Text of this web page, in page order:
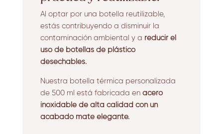
Al optar por una botella reutilizable,
estás contribuyendo a disminuir la
contaminación ambiental y a reducir el
uso de botellas de plástico
desechables.
Nuestra botella térmica personalizada
de 500 ml está fabricada en acero
inoxidable de alta calidad con un
acabado mate elegante.